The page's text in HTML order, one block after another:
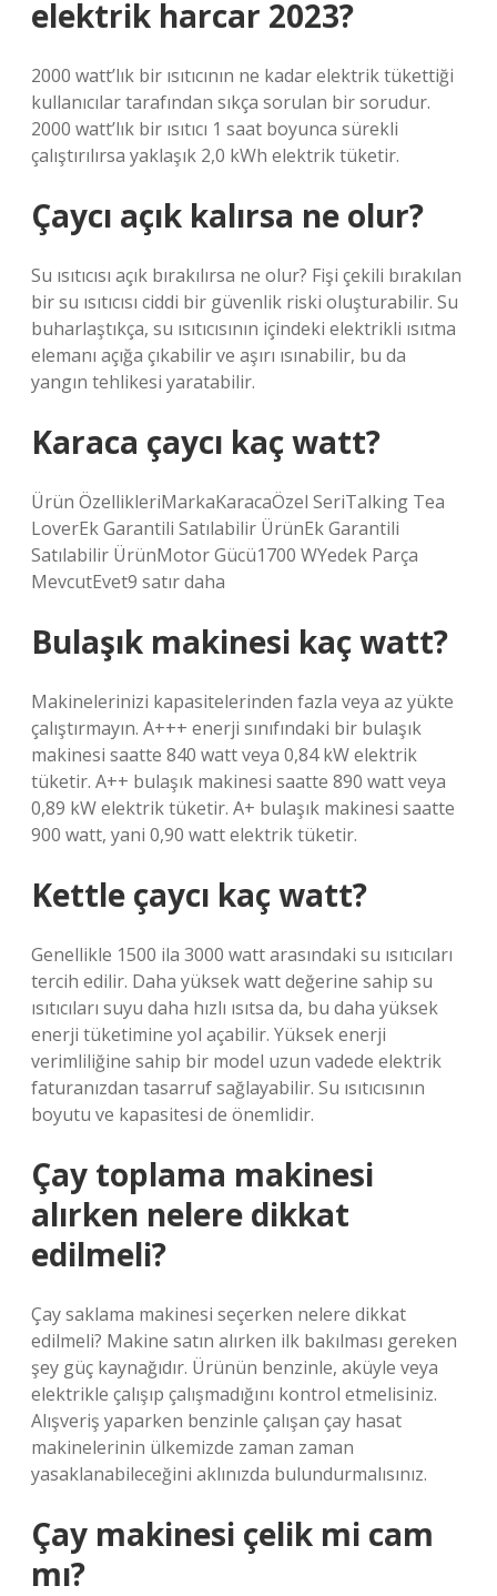
elektrik harcar 2023?
2000 watt’lık bir ısıtıcının ne kadar elektrik tükettiği
kullanıcılar tarafından sıkça sorulan bir sorudur.
2000 watt’lık bir ısıtıcı 1 saat boyunca sürekli
çalıştırılırsa yaklaşık 2,0 kWh elektrik tüketir.
Çaycı açık kalırsa ne olur?
Su ısıtıcısı açık bırakılırsa ne olur? Fişi çekili bırakılan
bir su ısıtıcısı ciddi bir güvenlik riski oluşturabilir. Su
buharlaştıkça, su ısıtıcısının içindeki elektrikli ısıtma
elemanı açığa çıkabilir ve aşırı ısınabilir, bu da
yangın tehlikesi yaratabilir.
Karaca çaycı kaç watt?
Ürün ÖzellikleriMarkaKaracaÖzel SeriTalking Tea
LoverEk Garantili Satılabilir ÜrünEk Garantili
Satılabilir ÜrünMotor Gücü1700 WYedek Parça
MevcutEvet9 satır daha
Bulaşık makinesi kaç watt?
Makinelerinizi kapasitelerinden fazla veya az yükte
çalıştırmayın. A+++ enerji sınıfındaki bir bulaşık
makinesi saatte 840 watt veya 0,84 kW elektrik
tüketir. A++ bulaşık makinesi saatte 890 watt veya
0,89 kW elektrik tüketir. A+ bulaşık makinesi saatte
900 watt, yani 0,90 watt elektrik tüketir.
Kettle çaycı kaç watt?
Genellikle 1500 ila 3000 watt arasındaki su ısıtıcıları
tercih edilir. Daha yüksek watt değerine sahip su
ısıtıcıları suyu daha hızlı ısıtsa da, bu daha yüksek
enerji tüketimine yol açabilir. Yüksek enerji
verimliliğine sahip bir model uzun vadede elektrik
faturanızdan tasarruf sağlayabilir. Su ısıtıcısının
boyutu ve kapasitesi de önemlidir.
Çay toplama makinesi
alırken nelere dikkat
edilmeli?
Çay saklama makinesi seçerken nelere dikkat
edilmeli? Makine satın alırken ilk bakılması gereken
şey güç kaynağıdır. Ürünün benzinle, aküyle veya
elektrikle çalışıp çalışmadığını kontrol etmelisiniz.
Alışveriş yaparken benzinle çalışan çay hasat
makinelerinin ülkemizde zaman zaman
yasaklanabileceğini aklınızda bulundurmalısınız.
Çay makinesi çelik mi cam
mı?